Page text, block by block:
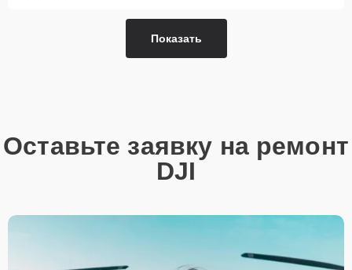
Показать
Оставьте заявку на ремонт
DJI